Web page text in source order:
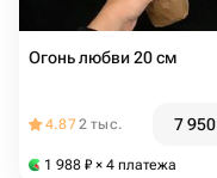
Огонь любви 20 см
4.872 тыс. 7 950
1 988 ₽ × 4 платежа